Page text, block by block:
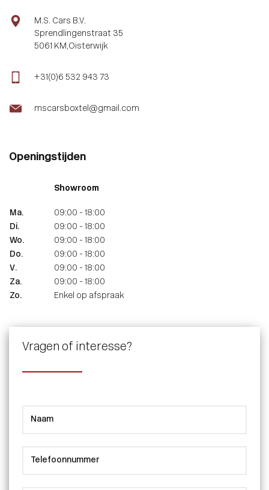
M.S. Cars B.V.
Sprendlingenstraat 35
5061 KM,Oisterwijk
+31(0)6 532 943 73
mscarsboxtel@gmail.com
Openingstijden
Showroom
Ma.
09:00 - 18:00
Di.
09:00 - 18:00
Wo.
09:00 - 18:00
Do.
09:00 - 18:00
V.
09:00 - 18:00
Za.
09:00 - 18:00
Zo.
Enkel op afspraak
Vragen of interesse?